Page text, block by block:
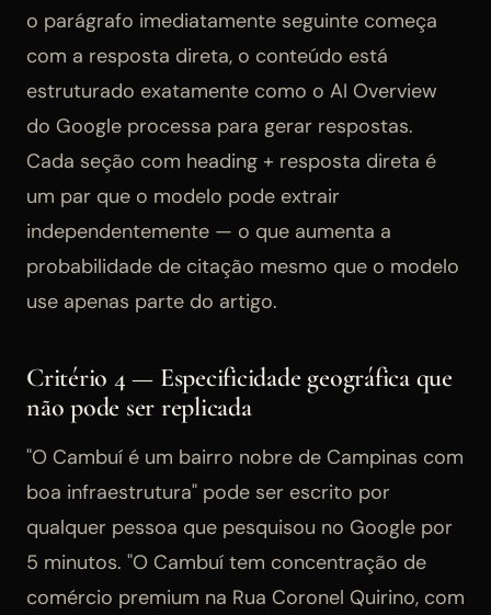
o parágrafo imediatamente seguinte começa
com a resposta direta, o conteúdo está
estruturado exatamente como o AI Overview
do Google processa para gerar respostas.
Cada seção com heading + resposta direta é
um par que o modelo pode extrair
independentemente — o que aumenta a
probabilidade de citação mesmo que o modelo
use apenas parte do artigo.
Critério 4 — Especificidade geográfica que
não pode ser replicada
"O Cambuí é um bairro nobre de Campinas com
boa infraestrutura" pode ser escrito por
qualquer pessoa que pesquisou no Google por
5 minutos. "O Cambuí tem concentração de
comércio premium na Rua Coronel Quirino, com